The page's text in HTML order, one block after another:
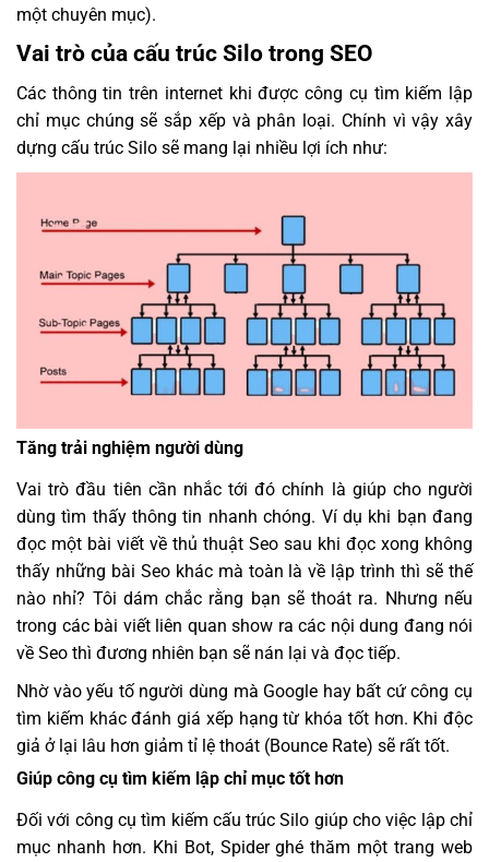
một chuyên mục).
Vai trò của cấu trúc Silo trong SEO
Các thông tin trên internet khi được công cụ tìm kiếm lập
chỉ mục chúng sẽ sắp xếp và phân loại. Chính vì vậy xây
dựng cấu trúc Silo sẽ mang lại nhiều lợi ích như:
Tăng trải nghiệm người dùng
Vai trò đầu tiên cần nhắc tới đó chính là giúp cho người
dùng tìm thấy thông tin nhanh chóng. Ví dụ khi bạn đang
đọc một bài viết về thủ thuật Seo sau khi đọc xong không
thấy những bài Seo khác mà toàn là về lập trình thì sẽ thế
nào nhỉ? Tôi dám chắc rằng bạn sẽ thoát ra. Nhưng nếu
trong các bài viết liên quan show ra các nội dung đang nói
về Seo thì đương nhiên bạn sẽ nán lại và đọc tiếp.
Nhờ vào yếu tố người dùng mà Google hay bất cứ công cụ
tìm kiếm khác đánh giá xếp hạng từ khóa tốt hơn. Khi độc
giả ở lại lâu hơn giảm tỉ lệ thoát (Bounce Rate) sẽ rất tốt.
Giúp công cụ tìm kiếm lập chỉ mục tốt hơn
Đối với công cụ tìm kiếm cấu trúc Silo giúp cho việc lập chỉ
mục nhanh hơn. Khi Bot, Spider ghé thăm một trang web